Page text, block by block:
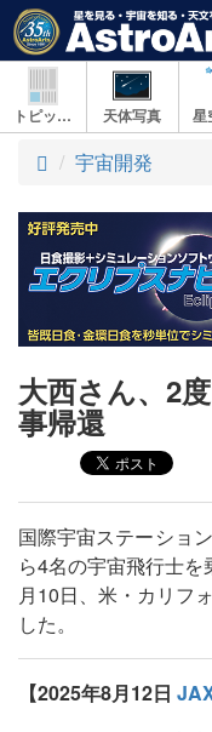
トピックス 天体写真
ト
プ
宇宙開発
大西さん、2
事帰還
国際宇宙ステーショ
ら4名の宇宙飛行士
月10日、米・カリフ
した。
【2025年8月12日